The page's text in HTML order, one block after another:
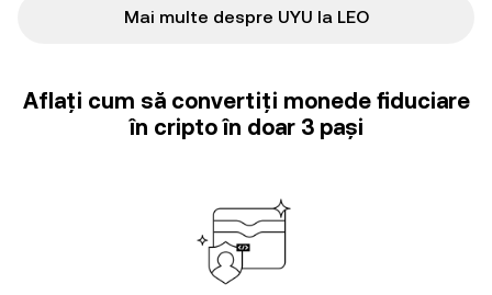
Mai multe despre UYU la LEO
Aflați cum să convertiți monede fiduciare
în cripto în doar 3 pași